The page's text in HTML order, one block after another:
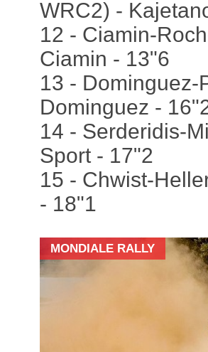
WRC2) -
12 - Ciamin-
Ciamin - 13"6
13 - Dominguez-
Dominguez -
14 - Serderidis-
Sport - 17"2
15 - Chwist-
- 18"1
MONDIALE RALLY